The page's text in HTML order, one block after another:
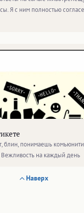
Я с ним полностью
блин, понимаешь
на каждый день
Наверх